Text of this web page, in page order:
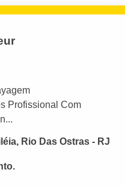
Profissional Com
Rio Das Ostras - RJ